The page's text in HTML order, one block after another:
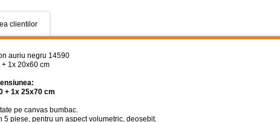
clientilor
auriu negru 14590
1x 20x60 cm
+ 1x 25x70 cm
pe canvas bumbac.
5 piese, pentru un aspect volumetric, deosebit.